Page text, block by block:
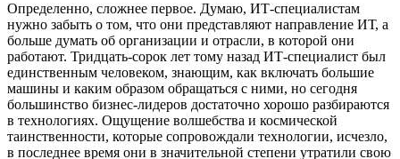
Определенно, сложнее первое. Думаю, ИТ-специалистам
нужно забыть о том, что они представляют направление ИТ, а
больше думать об организации и отрасли, в которой они
работают. Тридцать-сорок лет тому назад ИТ-специалист был
единственным человеком, знающим, как включать большие
машины и каким образом обращаться с ними, но сегодня
большинство бизнес-лидеров достаточно хорошо разбираются
в технологиях. Ощущение волшебства и космической
таинственности, которые сопровождали технологии, исчезло,
в последнее время они в значительной степени утратили свою